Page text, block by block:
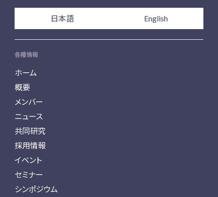
日本語 English
各種情報
ホーム
概要
メンバー
ニュース
共同研究
採用情報
イベント
セミナー
シンポジウム